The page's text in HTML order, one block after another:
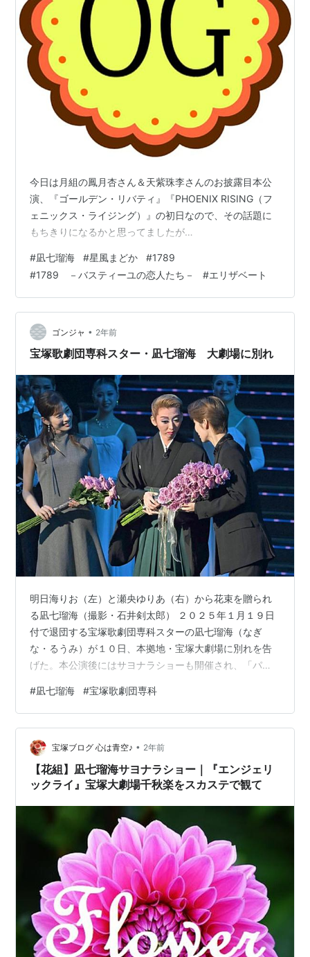
今日は月組の鳳月杏さん＆天紫珠李さんのお披露目本公
演、『ゴールデン・リバティ』『PHOENIX RISING（フ
ェニックス・ライジング）』の初日なので、その話題に
もちきりになるかと思ってましたが…
#凪七瑠海 #星風まどか #1789
#1789 －バスティーユの恋人たち－ #エリザベート
ゴンジャ • 2年前
宝塚歌劇団専科スター・凪七瑠海 大劇場に別れ
明日海りお（左）と瀬央ゆりあ（右）から花束を贈られ
る凪七瑠海（撮影・石井剣太郎） ２０２５年１月１９日
付で退団する宝塚歌劇団専科スターの凪七瑠海（なぎ
な・るうみ）が１０日、本拠地・宝塚大劇場に別れを告
げた。本公演後にはサヨナラショーも開催され、「パッ
た。専科での単独サヨナラショーは初風緑（０５年１１
月）以来、１９年ぶりとなる。 同期で元花組トップの明
日海りおから花束を贈られ、思わず笑顔。「人生の全て
だった宝塚。愛する場所を去るのは、相当な勇気が必要
でした」とあいさつしていた。 サヨナラショーで歌う凪
七瑠海（中央）＝撮影・石井剣太郎 参照元：ht…
#凪七瑠海 #宝塚歌劇団専科
宝塚ブログ 心は青空♪ • 2年前
【花組】凪七瑠海サヨナラショー｜『エンジェリ
ックライ』宝塚大劇場千秋楽をスカステで観て